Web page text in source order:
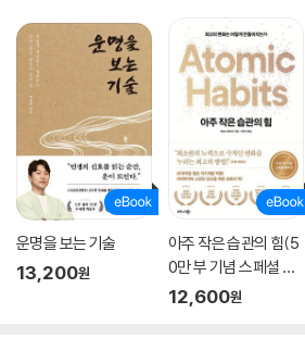
운명을 보는 기술
13,200원
아주 작은 습관의 힘(5
0만 부 기념 스페셜 에
디션)
12,600원